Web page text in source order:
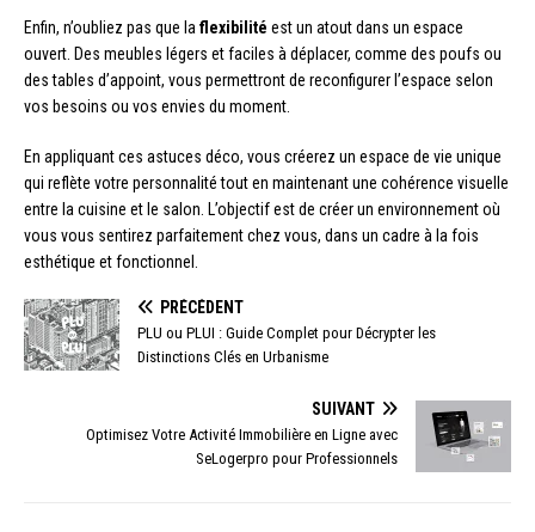
Enfin, n’oubliez pas que la flexibilité est un atout dans un espace
ouvert. Des meubles légers et faciles à déplacer, comme des poufs ou
des tables d’appoint, vous permettront de reconfigurer l’espace selon
vos besoins ou vos envies du moment.
En appliquant ces astuces déco, vous créerez un espace de vie unique
qui reflète votre personnalité tout en maintenant une cohérence visuelle
entre la cuisine et le salon. L’objectif est de créer un environnement où
vous vous sentirez parfaitement chez vous, dans un cadre à la fois
esthétique et fonctionnel.
PRÉCÉDENT
PLU ou PLUI : Guide Complet pour Décrypter les
Distinctions Clés en Urbanisme
SUIVANT
Optimisez Votre Activité Immobilière en Ligne avec
SeLogerpro pour Professionnels